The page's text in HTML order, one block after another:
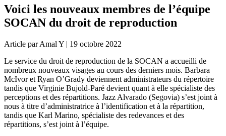
Voici les nouveaux membres de l’équipe
SOCAN du droit de reproduction
Article par Amal Y | 19 octobre 2022
Le service du droit de reproduction de la SOCAN a accueilli de
nombreux nouveaux visages au cours des derniers mois. Barbara
McIvor et Ryan O’Grady deviennent administrateurs du répertoire
tandis que Virginie Bujold-Paré devient quant à elle spécialiste des
perceptions et des répartitions. Jazz Alvarado (Segovia) s’est joint à
nous à titre d’administratrice à l’identification et à la répartition,
tandis que Karl Marino, spécialiste des redevances et des
répartitions, s’est joint à l’équipe.